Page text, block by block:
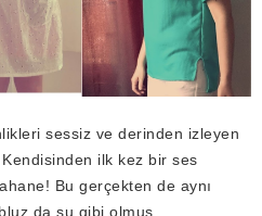
sessiz ve derinden izleyen
Kendisinden ilk kez bir ses
Bu gerçekten de aynı
da su gibi olmuş.